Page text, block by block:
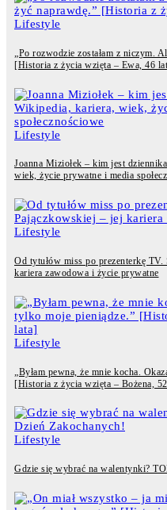
Lifestyle
„Po rozwodzie zostałam z niczym.
[Historia z życia wzięta – Ewa, 46
Lifestyle
Joanna Miziołek – kim jest
wiek, życie prywatne i media
Lifestyle
Od tytułów miss po prezenterkę
kariera zawodowa i życie prywatne
Lifestyle
„Byłam pewna, że mnie kocha.
[Historia z życia wzięta – Bożena,
Lifestyle
Gdzie się wybrać na walentynki?